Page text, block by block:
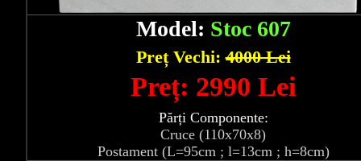
Model: Stoc 607
Preț Vechi:4000 Lei
Preț: 2990 Lei
Părți Componente:
Cruce (110x70x8)
Postament (L=95cm ; l=13cm ; h=8cm)